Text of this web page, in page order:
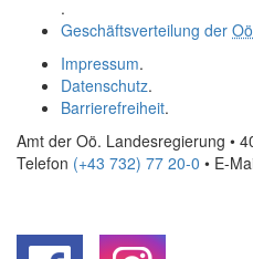
.
Geschäftsverteilung der
Impressum.
Datenschutz.
Barrierefreiheit.
Amt der Oö. Landesregierung •
Telefon (+43 732) 77 20-0 • E-